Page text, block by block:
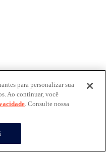
para personalizar sua
Ao continuar, você
. Consulte nossa